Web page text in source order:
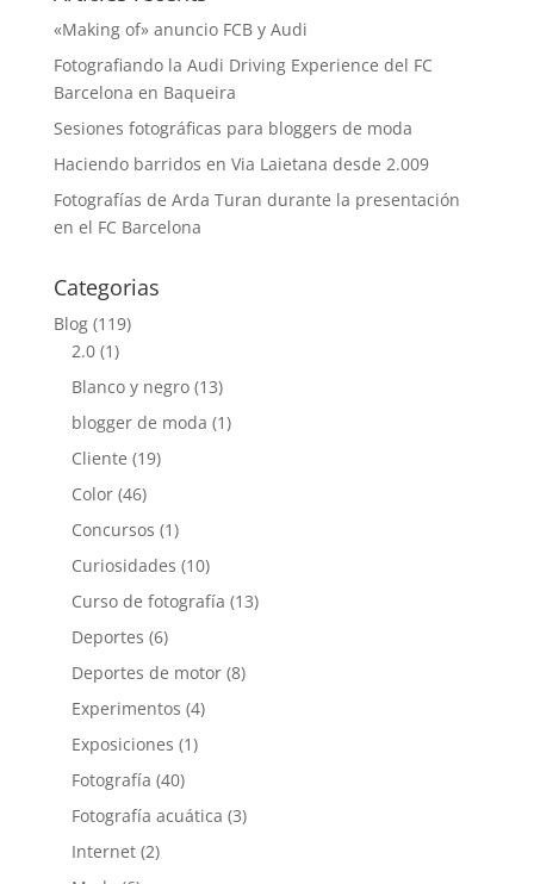
«Making of» anuncio FCB y Audi
Fotografiando la Audi Driving Experience del FC
Barcelona en Baqueira
Sesiones fotográficas para bloggers de moda
Haciendo barridos en Via Laietana desde 2.009
Fotografías de Arda Turan durante la presentación
en el FC Barcelona
Categorias
Blog(119)
2.0(1)
Blanco y negro(13)
blogger de moda (1)
Cliente (19)
Color(46)
Concursos (1)
Curiosidades (10)
Curso de fotografía (13)
Deportes (6)
Deportes de motor(8)
Experimentos (4)
Exposiciones (1)
Fotografía (40)
Fotografía acuática (3)
Internet(2)